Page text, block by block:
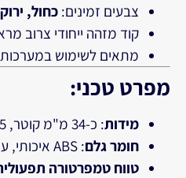
צבעים זמינים: כחול,
קוד מזהה ייחודי צרוב
מתאים לשימוש במערכות
מפרט טכני:
מידות: כ-34 מ"מ קוטר, 5 מ"מ עובי
חומר גלם: ABS איכותי, עמיד למים ואבק (IP67)
טווח טמפרטורה